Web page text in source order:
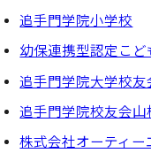
追手門学院小学校
幼保連携型認定こ
追手門学院大学校友
追手門学院校友会山
株式会社オーティー